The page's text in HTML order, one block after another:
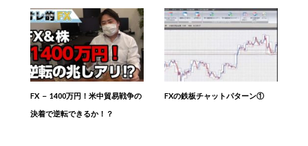
FX － 1400万円！米中貿易戦争の
決着で逆転できるか！？
FXの鉄板チャットパターン①